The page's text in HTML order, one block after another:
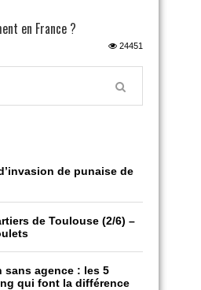
en France ?
24451
de punaise de
de Toulouse (2/6) –
sans agence : les 5
qui font la différence